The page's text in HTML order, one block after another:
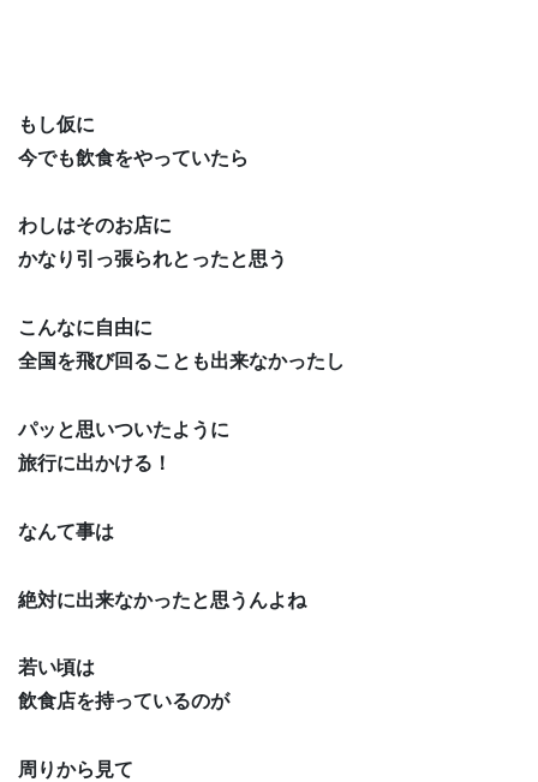
もし仮に
今でも飲食をやっていたら
わしはそのお店に
かなり引っ張られとったと思う
こんなに自由に
全国を飛び回ることも出来なかったし
パッと思いついたように
旅行に出かける！
なんて事は
絶対に出来なかったと思うんよね
若い頃は
飲食店を持っているのが
周りから見て